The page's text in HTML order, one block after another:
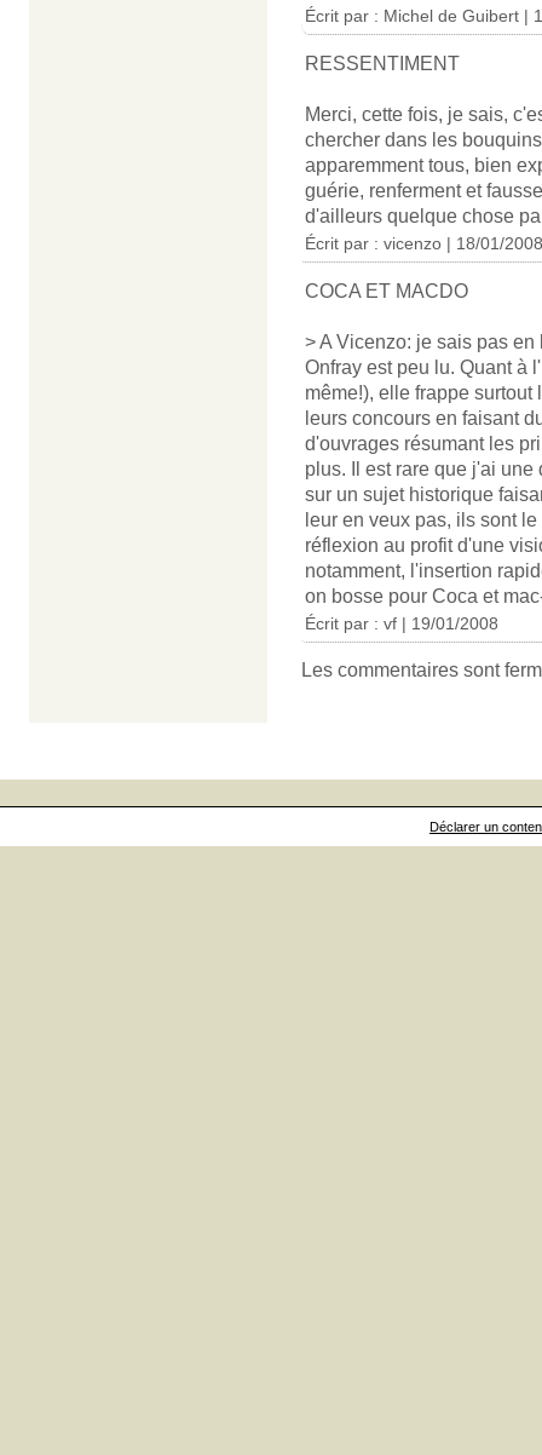
Écrit par : Michel de Guibert |
RESSENTIMENT
Merci, cette fois, je sais,
chercher dans les
apparemment tous, bien
guérie, renferment et
d'ailleurs quelque chose
Écrit par : vicenzo | 18/01/2008
COCA ET MACDO
> A Vicenzo: je sais pas
Onfray est peu lu. Quant à
même!), elle frappe
leurs concours en faisant
d'ouvrages résumant les
plus. Il est rare que j'ai
sur un sujet historique
leur en veux pas, ils sont
réflexion au profit d'une
notamment, l'insertion
on bosse pour Coca et
Écrit par : vf | 19/01/2008
Les commentaires sont
Déclarer un